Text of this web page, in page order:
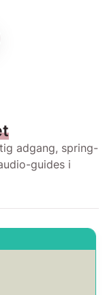
adgang, spring-
guides i